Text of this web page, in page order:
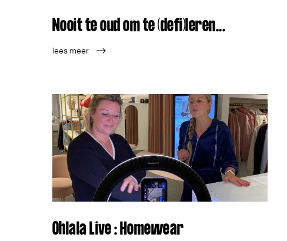
Nooit te oud om te (defi)leren...
lees meer
Ohlala Live : Homewear